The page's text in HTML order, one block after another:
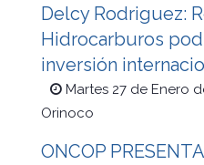
Delcy Rodriguez:
Hidrocarburos
inversión
Martes 27 de Enero
Orinoco
ONCOP